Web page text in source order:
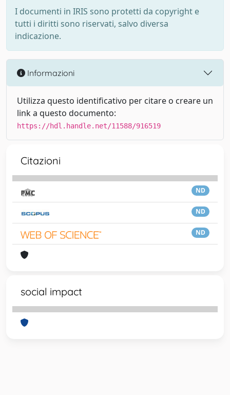
I documenti in IRIS sono protetti da copyright e
tutti i diritti sono riservati, salvo diversa
indicazione.
Informazioni
Utilizza questo identificativo per citare o creare un
link a questo documento:
https://hdl.handle.net/11588/916519
Citazioni
ND
ND
ND
social impact